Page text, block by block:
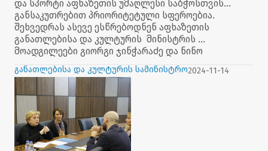
და სპორტი აფხაზეთის უმაღლესი საბჭოსთვის
განსაკუთრებით პრიორიტეტული სფეროებია.
შეხვედრას ასევე ესწრებოდნენ აფხაზეთის
განათლებისა და კულტურის მინისტრის
მოადგილეები გიორგი ჯინჭარაძე და ნინო
ლობჟანიძე, მინისტრის მრჩეველი ანა კიტია,
განათლებისა და საგანმანათლებლო პროგრამების
სამსახურის უფროსი ხათუნა შონია და აფხაზეთის
უმაღლესი საბჭოს აპარატის უფროსი ზურაბ მებონია.
განათლებისა და კულტურის სამინისტრო2024-11-14